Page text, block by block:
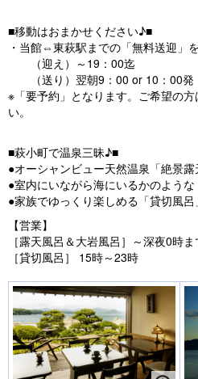
■移動はおまかせください♪■
・当館⇔東萩駅までの「無料送迎」
（迎え）～19：00迄
（送り）翌朝9：00 or 10：00発
※「要予約」となります。ご希望の
い。
■萩小町で温泉三昧♪■
●オーシャンビュー天然温泉「絶景露
●室内にいながら海にいるかのような
●家族でゆっくり楽しめる「貸切風
【営業】
［露天風呂＆大岩風呂］～深夜0時
［貸切風呂］ 15時～23時